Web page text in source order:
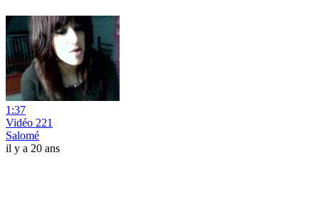
1:37
Vidéo 221
Salomé
il y a 20 ans